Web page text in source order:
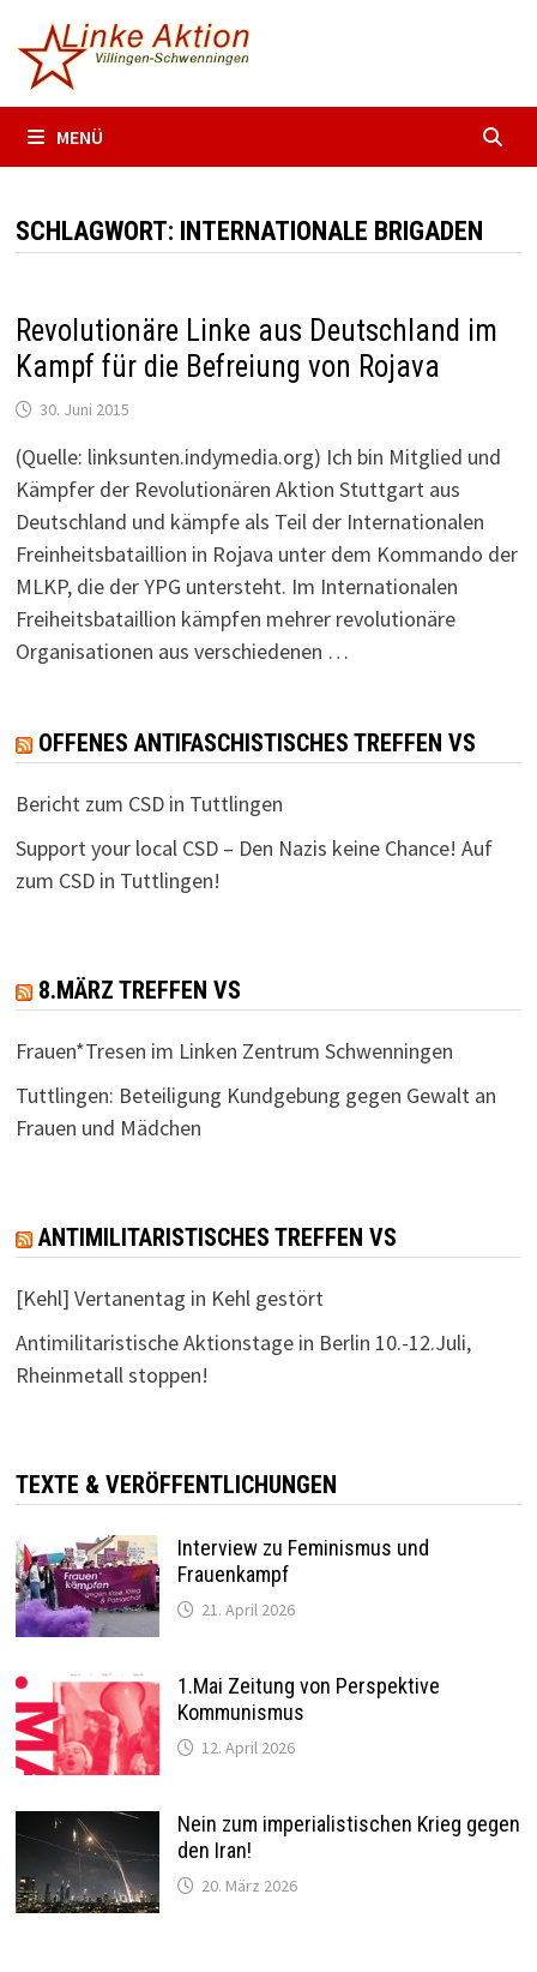
Inhalt
springen
MENÜ
SCHLAGWORT: INTERNATIONALE BRIGADEN
Revolutionäre Linke aus Deutschland im
Kampf für die Befreiung von Rojava
30. Juni 2015
(Quelle: linksunten.indymedia.org) Ich bin Mitglied und
Kämpfer der Revolutionären Aktion Stuttgart aus
Deutschland und kämpfe als Teil der Internationalen
Freinheitsbataillion in Rojava unter dem Kommando der
MLKP, die der YPG untersteht. Im Internationalen
Freiheitsbataillion kämpfen mehrer revolutionäre
Organisationen aus verschiedenen …
OFFENES ANTIFASCHISTISCHES TREFFEN VS
Bericht zum CSD in Tuttlingen
Support your local CSD – Den Nazis keine Chance! Auf
zum CSD in Tuttlingen!
8.MÄRZ TREFFEN VS
Frauen*Tresen im Linken Zentrum Schwenningen
Tuttlingen: Beteiligung Kundgebung gegen Gewalt an
Frauen und Mädchen
ANTIMILITARISTISCHES TREFFEN VS
[Kehl] Vertanentag in Kehl gestört
Antimilitaristische Aktionstage in Berlin 10.-12.Juli,
Rheinmetall stoppen!
TEXTE & VERÖFFENTLICHUNGEN
Interview zu Feminismus und
Frauenkampf
21. April 2026
1.Mai Zeitung von Perspektive
Kommunismus
12. April 2026
Nein zum imperialistischen Krieg gegen
den Iran!
20. März 2026